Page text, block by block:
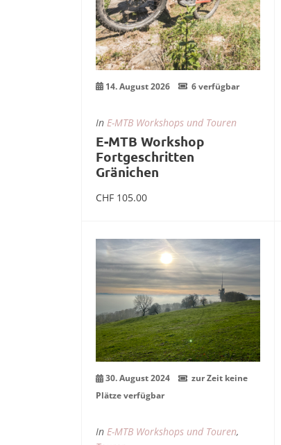
14. August 2026 6 verfügbar
In E-MTB Workshops und Touren
E-MTB Workshop
Fortgeschritten
Gränichen
CHF 105.00
30
Aug.
30. August 2024
zur Zeit keine
Plätze verfügbar
In E-MTB Workshops und Touren,